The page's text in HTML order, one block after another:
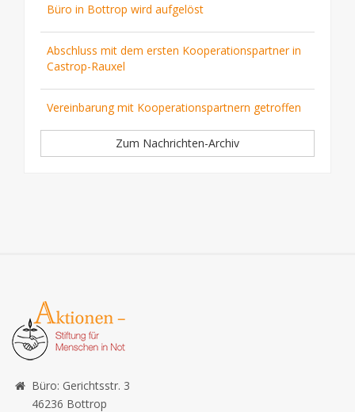
Büro in Bottrop wird aufgelöst
Abschluss mit dem ersten Kooperationspartner in
Castrop-Rauxel
Vereinbarung mit Kooperationspartnern getroffen
Zum Nachrichten-Archiv
Büro: Gerichtsstr. 3
46236 Bottrop